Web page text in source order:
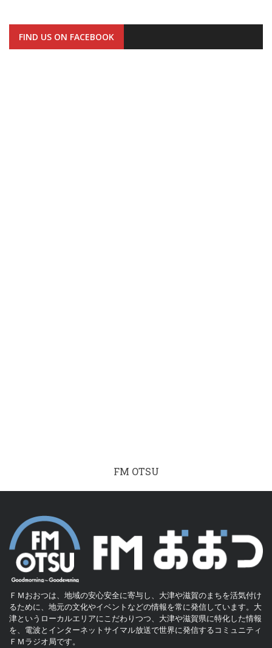
FIND US ON FACEBOOK
FM OTSU
ＦＭおおつは、地域の安心安全に寄与し、大津や滋賀のまちを活気付け
るために、地元の文化やイベントなどの情報を常に発信しています。大
津というローカルエリアにこだわりつつ、大津や滋賀県に特化した情報
を、電波とインターネットサイマル放送で世界に発信するコミュニティ
ＦＭラジオ局です。